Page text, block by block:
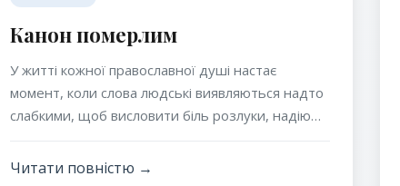
Канон померлим
У житті кожної православної душі настає
момент, коли слова людські виявляються надто
слабкими, щоб висловити біль розлуки, надію
Саме в такі хвилини Церква, як любляча Мати,
Читати повністю →